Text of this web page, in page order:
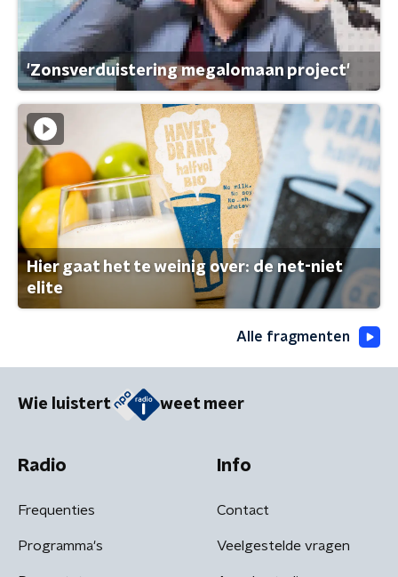
'Zonsverduistering megalomaan project'
Hier gaat het te weinig over: de net-niet
elite
Alle fragmenten
Wie luistert weet meer
Radio
Frequenties
Programma's
Info
Contact
Veelgestelde vragen